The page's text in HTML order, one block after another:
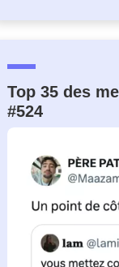
Top 35 des
#524